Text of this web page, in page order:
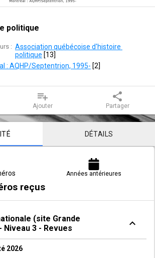
politique
: Association québécoise d'histoire
politique [13]
: AQHP/Septentrion, 1995- [2]
playlist_add
Ajouter
share
Partager
notice DÉTAILS
reçus
Années antérieures
(site Grande
Niveau 3 - Revues
expand_less
2026